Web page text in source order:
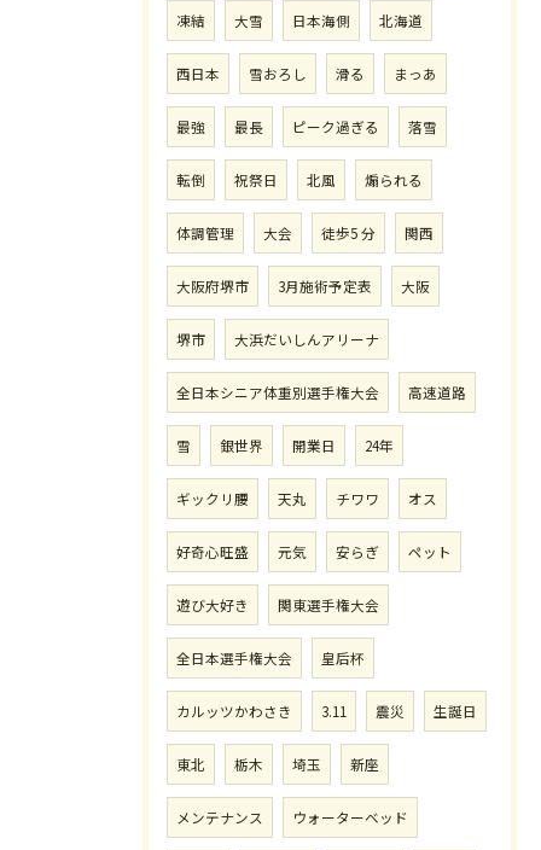
凍結 大雪 日本海側 北海道
西日本 雪おろし 滑る まっあ
最強 最長 ピーク過ぎる 落雪
転倒 祝祭日 北風 煽られる
体調管理 大会 徒歩5 分 関西
大阪府堺市 3月施術予定表 大阪
堺市 大浜だいしんアリーナ
全日本シニア体重別選手権大会 高速道路
雪 銀世界 開業日 24年
ギックリ腰 天丸 チワワ オス
好奇心旺盛 元気 安らぎ ペット
遊び大好き 関東選手権大会
全日本選手権大会 皇后杯
カルッツかわさき 3.11 震災 生誕日
東北 栃木 埼玉 新座
メンテナンス ウォーターベッド